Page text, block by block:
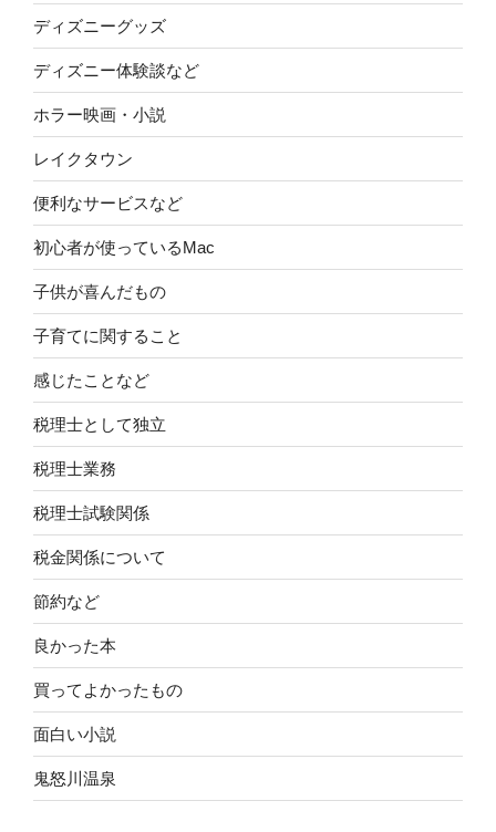
ディズニーグッズ
ディズニー体験談など
ホラー映画・小説
レイクタウン
便利なサービスなど
初心者が使っているMac
子供が喜んだもの
子育てに関すること
感じたことなど
税理士として独立
税理士業務
税理士試験関係
税金関係について
節約など
良かった本
買ってよかったもの
面白い小説
鬼怒川温泉